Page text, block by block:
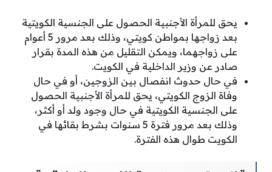
يحق للمرأة الأجنبية الحصول على الجنسية الكويتية
بعد زواجها بمواطن كويتي، وذلك بعد مرور 5 أعوام
على زواجهما، ويمكن التقليل من هذه المدة بقرار
صادر عن وزير الداخلية في الكويت.
في حال حدوث انفصال بين الزوجين، أو في حال
وفاة الزوج الكويتي، يحق للمرأة الأجنبية الحصول
على الجنسية الكويتية في حال وجود ولد أو أكثر،
وذلك بعد مرور فترة 5 سنوات بشرط بقائها في
الكويت طوال هذه الفترة.